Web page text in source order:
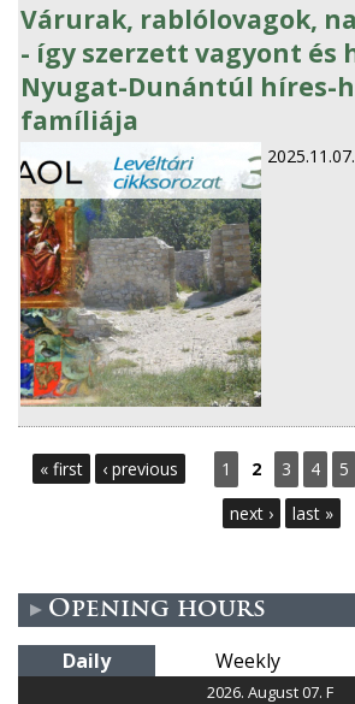
Várurak, rablólovagok,
- így szerzett vagyont és
Nyugat-Dunántúl híres-
famíliája
2025.11.07.
P
e
s
« first ‹ previous 1 2 3 4 5
next ›
last »
Opening hours
Daily Weekly
2026. August 07. F